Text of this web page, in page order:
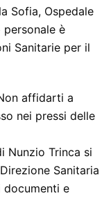
Sofia, Ospedale
personale è
Sanitarie per il
affidarti a
nei pressi delle
Nunzio Trinca si
Sanitaria
e